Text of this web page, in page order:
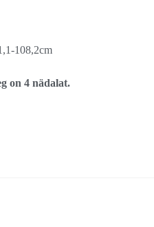
108,2cm
on 4 nädalat.